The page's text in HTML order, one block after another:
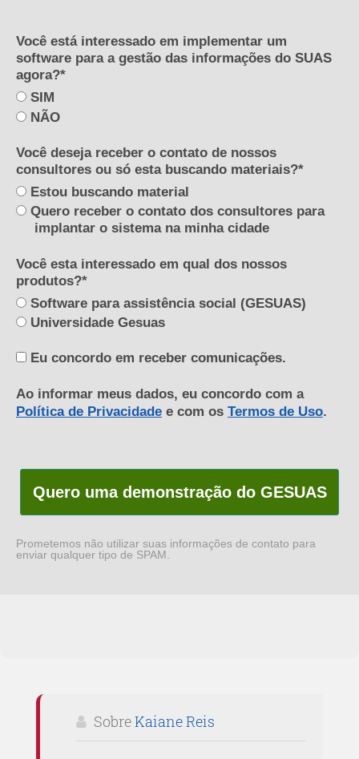
Você está interessado em implementar um
software para a gestão das informações do SUAS
agora?*
SIM
NÃO
Você deseja receber o contato de nossos
consultores ou só esta buscando materiais?*
Estou buscando material
Quero receber o contato dos consultores para
implantar o sistema na minha cidade
Você esta interessado em qual dos nossos
produtos?*
Software para assistência social (GESUAS)
Universidade Gesuas
Eu concordo em receber comunicações.
Ao informar meus dados, eu concordo com a
Política de Privacidade e com os Termos de Uso.
Quero uma demonstração do GESUAS
Prometemos não utilizar suas informações de contato para
enviar qualquer tipo de SPAM.
SobreKaiane Reis